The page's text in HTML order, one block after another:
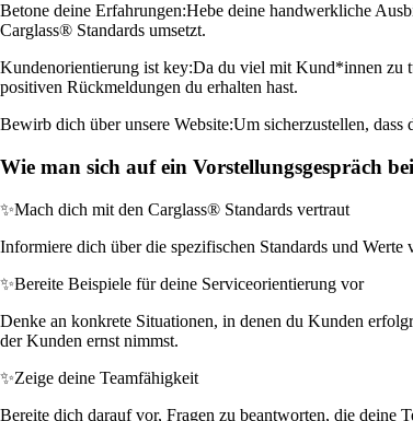
Betone deine Erfahrungen:Hebe deine handwerkliche
Carglass® Standards umsetzt.
Kundenorientierung ist key:Da du viel mit Kund*innen zu
positiven Rückmeldungen du erhalten hast.
Bewirb dich über unsere Website:Um sicherzustellen,
Wie man sich auf ein Vorstellungsgespräch
✨Mach dich mit den Carglass® Standards vertraut
Informiere dich über die spezifischen Standards und
✨Bereite Beispiele für deine Serviceorientierung vor
Denke an konkrete Situationen, in denen du Kunden
der Kunden ernst nimmst.
✨Zeige deine Teamfähigkeit
Bereite dich darauf vor, Fragen zu beantworten, die deine